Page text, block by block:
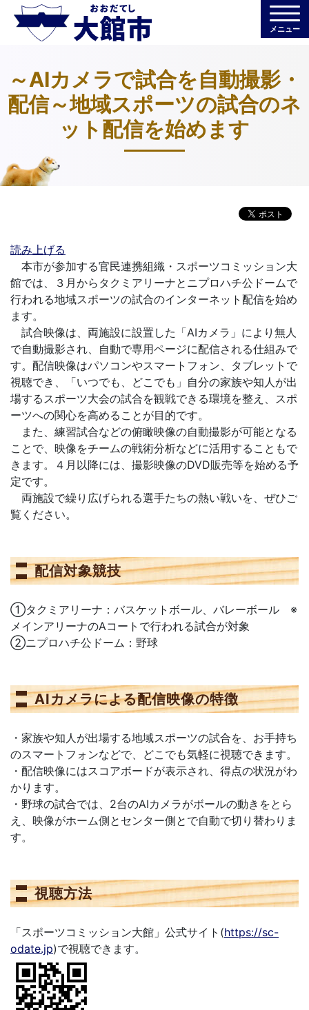
メニュー
～AIカメラで試合を自動撮影・
配信～地域スポーツの試合のネ
ット配信を始めます
読み上げる
本市が参加する官民連携組織・スポーツコミッション大
館では、３月からタクミアリーナとニプロハチ公ドームで
行われる地域スポーツの試合のインターネット配信を始め
ます。
試合映像は、両施設に設置した「AIカメラ」により無人
で自動撮影され、自動で専用ページに配信される仕組みで
す。配信映像はパソコンやスマートフォン、タブレットで
視聴でき、「いつでも、どこでも」自分の家族や知人が出
場するスポーツ大会の試合を観戦できる環境を整え、スポ
ーツへの関心を高めることが目的です。
また、練習試合などの俯瞰映像の自動撮影が可能となる
ことで、映像をチームの戦術分析などに活用することもで
きます。４月以降には、撮影映像のDVD販売等を始める予
定です。
両施設で繰り広げられる選手たちの熱い戦いを、ぜひご
覧ください。
配信対象競技
①タクミアリーナ：バスケットボール、バレーボール ※
メインアリーナのAコートで行われる試合が対象
②ニプロハチ公ドーム：野球
AIカメラによる配信映像の特徴
・家族や知人が出場する地域スポーツの試合を、お手持ち
のスマートフォンなどで、どこでも気軽に視聴できます。
・配信映像にはスコアボードが表示され、得点の状況がわ
かります。
・野球の試合では、2台のAIカメラがボールの動きをとら
え、映像がホーム側とセンター側とで自動で切り替わりま
す。
視聴方法
「スポーツコミッション大館」公式サイト(https://sc-
odate.jp)で視聴できます。